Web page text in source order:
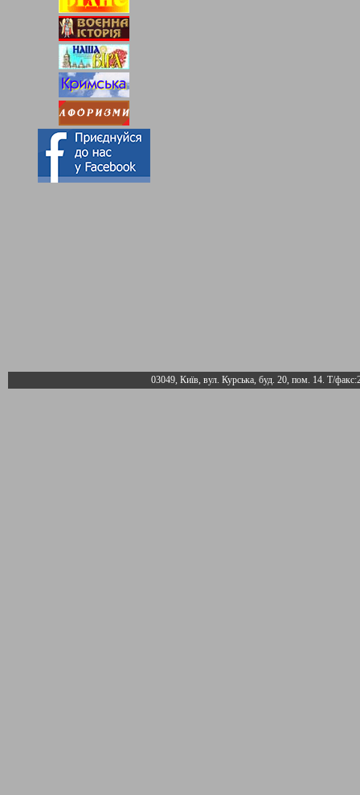
03049, Київ, вул. Курська, буд. 20, пом. 14. Т/